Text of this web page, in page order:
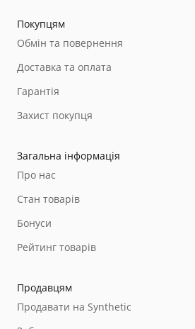
Покупцям
Обмін та повернення
Доставка та оплата
Гарантія
Захист покупця
Загальна інформація
Про нас
Стан товарів
Бонуси
Рейтинг товарів
Продавцям
Продавати на Synthetic